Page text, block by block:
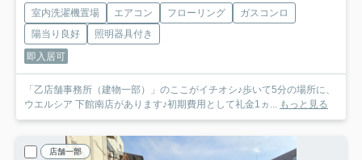
室内洗濯機置場 エアコン フローリング
ガスコンロ
陽当り良好
照明器具付き
即入居可
「乙店舗事務所（建物一部）」のここがイチオシ♪歩いて5分の場所に、
ウエルシア 下館南店があります♪初期費用として礼金1ヵ... もっと見る
店舗一部